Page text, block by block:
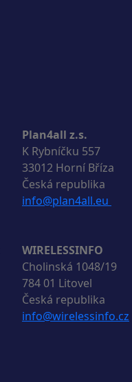
Plan4all z.s.
K Rybníčku 557
33012 Horní Bříza
Česká republika
info@plan4all.eu
WIRELESSINFO
Cholinská 1048/19
784 01 Litovel
Česká republika
info@wirelessinfo.cz